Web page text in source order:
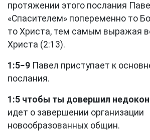
протяжении этого послания
«Спасителем» попеременно то
то Христа, тем самым выражая
Христа (2:13).
1:5−9 Павел приступает к
послания.
1:5 чтобы ты довершил
идет о завершении организации
новообразованных общин.